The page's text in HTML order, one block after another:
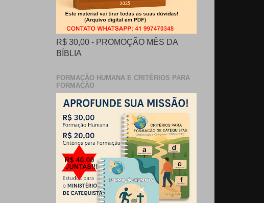
R$ 30,00 - PROMOÇÃO MÊS DA
BÍBLIA
FORMAÇÃO HUMANA E CRITÉRIOS PARA
FORMAÇÃO